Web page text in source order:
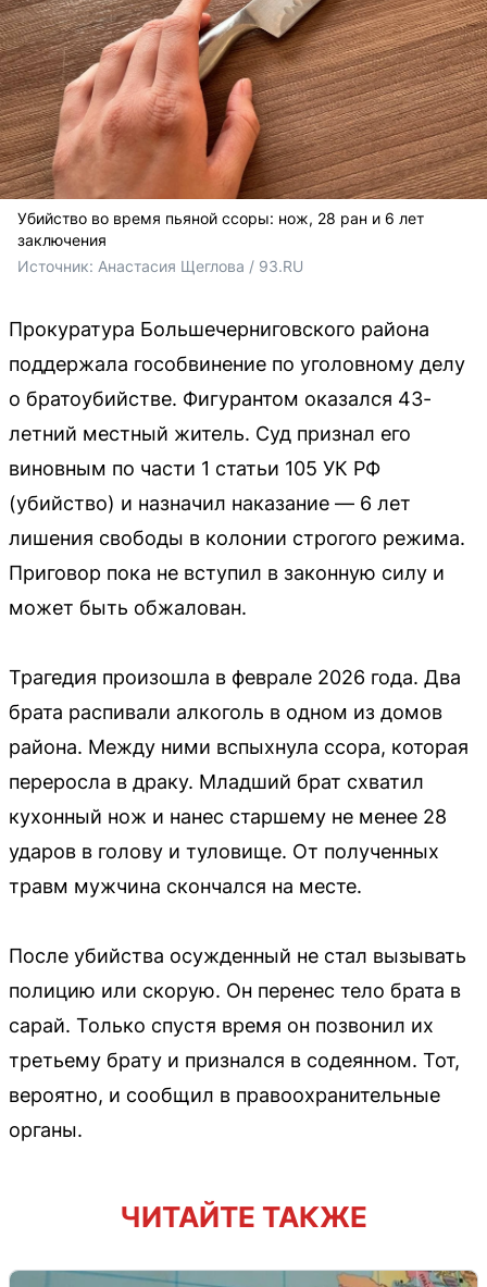
Убийство во время пьяной ссоры: нож, 28 ран и 6 лет
заключения
Источник: Анастасия Щеглова / 93.RU
Прокуратура Большечерниговского района
поддержала гособвинение по уголовному делу
о братоубийстве. Фигурантом оказался 43-
летний местный житель. Суд признал его
виновным по части 1 статьи 105 УК РФ
(убийство) и назначил наказание — 6 лет
лишения свободы в колонии строгого режима.
Приговор пока не вступил в законную силу и
может быть обжалован.
Трагедия произошла в феврале 2026 года. Два
брата распивали алкоголь в одном из домов
района. Между ними вспыхнула ссора, которая
переросла в драку. Младший брат схватил
кухонный нож и нанес старшему не менее 28
ударов в голову и туловище. От полученных
травм мужчина скончался на месте.
После убийства осужденный не стал вызывать
полицию или скорую. Он перенес тело брата в
сарай. Только спустя время он позвонил их
третьему брату и признался в содеянном. Тот,
вероятно, и сообщил в правоохранительные
органы.
ЧИТАЙТЕ ТАКЖЕ